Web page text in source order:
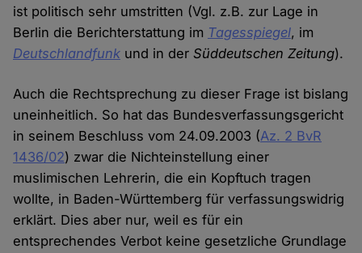
ist politisch sehr umstritten (Vgl. z.B. zur Lage in
Berlin die Berichterstattung im Tagesspiegel, im
Deutschlandfunk und in derSüddeutschen Zeitung).
Auch die Rechtsprechung zu dieser Frage ist bislang
uneinheitlich. So hat das Bundesverfassungsgericht
in seinem Beschluss vom 24.09.2003 (Az. 2 BvR
1436/02) zwar die Nichteinstellung einer
muslimischen Lehrerin, die ein Kopftuch tragen
wollte, in Baden-Württemberg für verfassungswidrig
erklärt. Dies aber nur, weil es für ein
entsprechendes Verbot keine gesetzliche Grundlage